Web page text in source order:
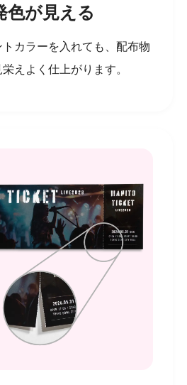
色が見える
カラーを入れても、配布物
えよく仕上がります。